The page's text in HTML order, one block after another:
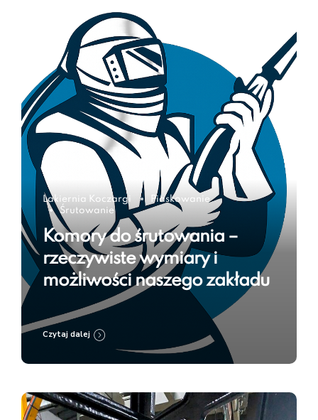
Lakiernia Koczargi
Piaskowanie
Śrutowanie
Komory do śrutowania –
rzeczywiste wymiary i
możliwości naszego zakładu
Czytaj dalej